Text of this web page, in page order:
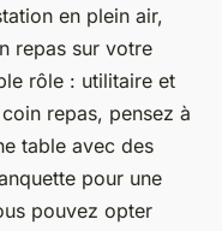
en plein air,
repas sur votre
rôle : utilitaire et
repas, pensez à
table avec des
pour une
pouvez opter